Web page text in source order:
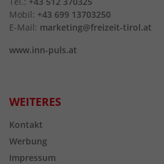
Mobil: +43 699 13703250
E-Mail: marketing@freizeit-tirol.at
www.inn-puls.at
WEITERES
Kontakt
Werbung
Impressum